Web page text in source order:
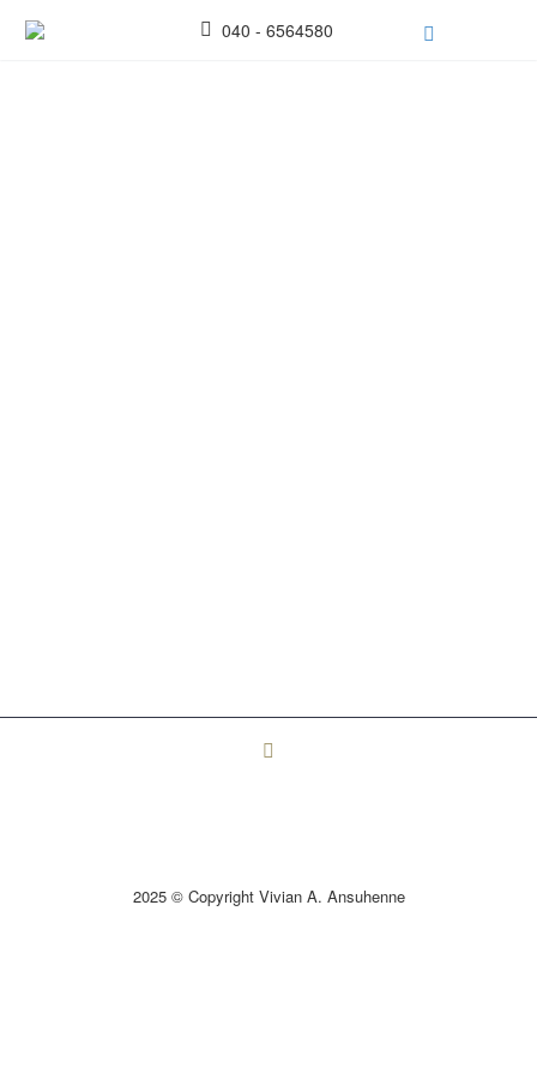
040 - 6564580
2025 © Copyright Vivian A. Ansuhenne